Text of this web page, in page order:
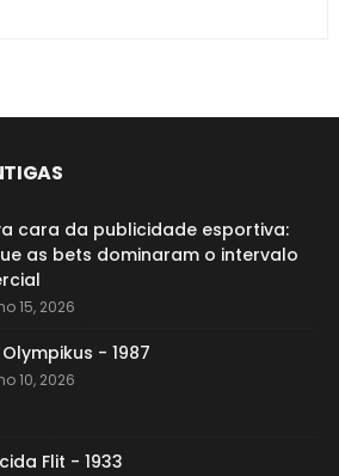
cara da publicidade esportiva:
as bets dominaram o intervalo
15, 2026
- 1987
10, 2026
Flit - 1933